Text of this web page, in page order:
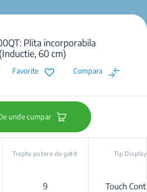
Plita incorporabila
(Inductie, 60 cm)
Favorite Compara
unde cumpar
Trepte putere de gatit
9
Tip Display
Touch